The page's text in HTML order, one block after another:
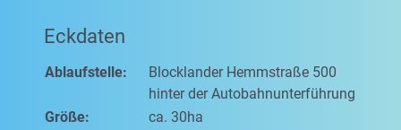
Eckdaten
Ablaufstelle:
Blocklander Hemmstraße 500
hinter der Autobahnunterführung
Größe:
ca. 30ha